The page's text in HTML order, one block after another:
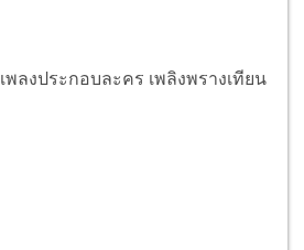
เพลงประกอบละคร เพลิงพรางเทียน